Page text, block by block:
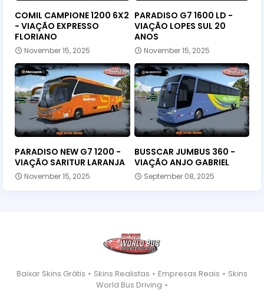
COMIL CAMPIONE 1200 6X2
- VIAÇÃO EXPRESSO
FLORIANO
November 15, 2025
PARADISO G7 1600 LD -
VIAÇÃO LOPES SUL 20
ANOS
November 15, 2025
PARADISO NEW G7 1200 -
VIAÇÃO SARITUR LARANJA
November 15, 2025
BUSSCAR JUMBUS 360 -
VIAÇÃO ANJO GABRIEL
September 08, 2025
Baixar Skins Grátis ⋆ Skins Realistas ⋆ Empresas Reais ⋆ Skins
World Bus Driving ⋆